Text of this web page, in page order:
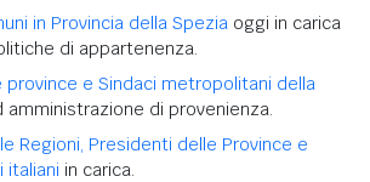
in Provincia della Spezia oggi in carica
di appartenenza.
province e Sindaci metropolitani della
di provenienza.
Regioni, Presidenti delle Province e
italiani in carica.